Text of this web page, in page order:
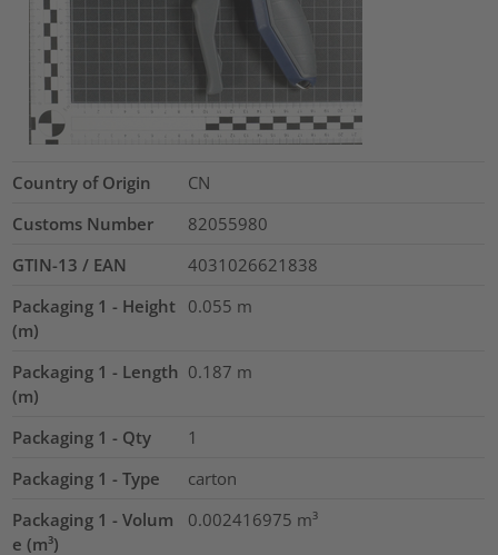
Country of Origin
CN
Customs Number
82055980
GTIN-13 / EAN
4031026621838
Packaging 1 - Height
(m)
0.055 m
Packaging 1 - Length
(m)
0.187 m
Packaging 1 - Qty
1
Packaging 1 - Type
carton
Packaging 1 - Volum
e (m³)
0.002416975 m³